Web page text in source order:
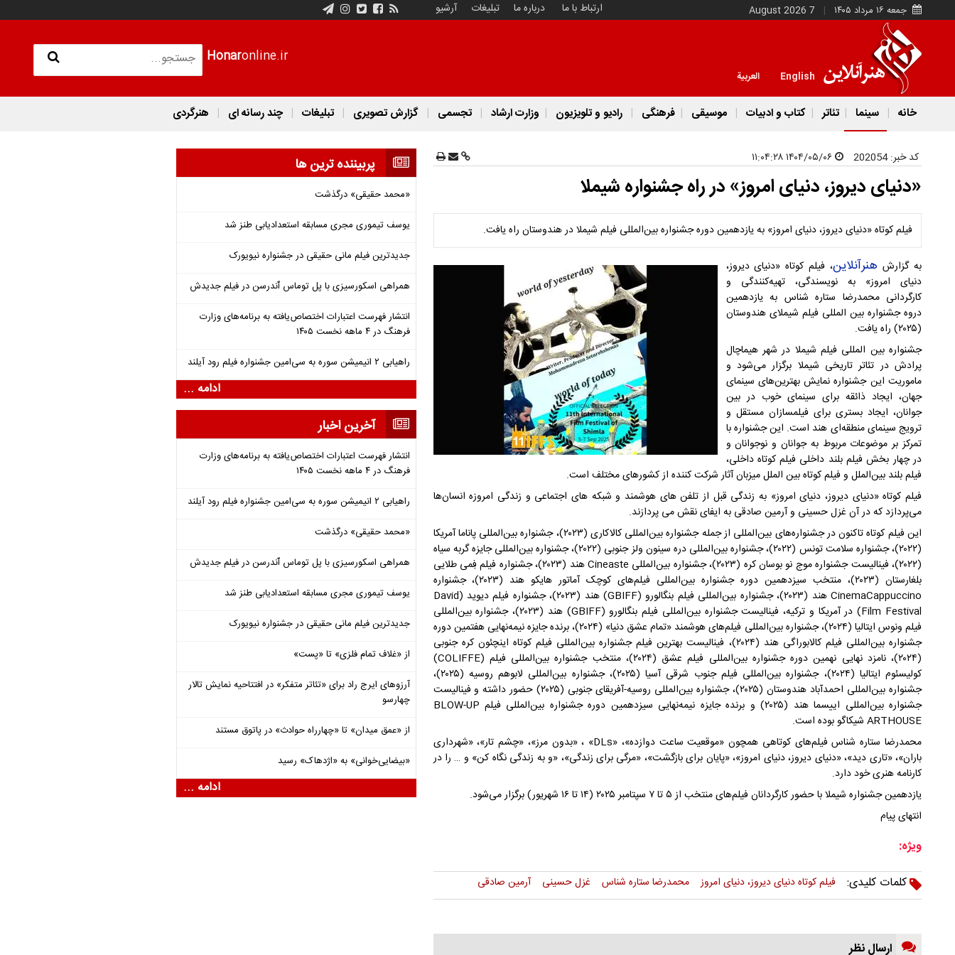
جمعه ۱۶ مرداد ۱۴۰۵ 7 August 2026 ارتباط با ما درباره ما تبلیغات آرشیو
Honaronline.ir
English العربية
خانه سینما تئاتر کتاب و ادبیات موسیقی فرهنگی رادیو و تلویزیون وزارت ارشاد تجسمی گزارش تصویری تبلیغات چند رسانه ای هنرگردی
کد خبر:202054
«دنیای دیروز، دنیای امروز» در راه جشنواره شیملا
فیلم کوتاه «دنیای دیروز، دنیای امروز» به یازدهمین دوره جشنواره بین‌المللی فیلم شیملا در هندوستان راه یافت.
به گزارش هنرآنلاین، فیلم کوتاه «دنیای دیروز،
دنیای امروز» به نویسندگی، تهیه‌کنندگی و
کارگردانی محمدرضا ستاره شناس به یازدهمین
دروه جشنواره بین المللی فیلم شیملای هندوستان
(۲۰۲۵) راه یافت.
جشنواره بین المللی فیلم شیملا در شهر هیماچال
پرادش در تئاتر تاریخی شیملا برگزار می‌شود و
ماموریت این جشنواره نمایش بهترین‌های سینمای
جهان، ایجاد ذائقه برای سینمای خوب در بین
جوانان، ایجاد بستری برای فیلمسازان مستقل و
ترویج سینمای منطقه‌ای هند است. این جشنواره با
تمرکز بر موضوعات مربوط به جوانان و نوجوانان و
در چهار بخش فیلم بلند داخلی فیلم کوتاه داخلی،
فیلم بلند بین‌الملل و فیلم کوتاه بین الملل میزبان آثار شرکت کننده از کشورهای مختلف است.
فیلم کوتاه «دنیای دیروز، دنیای امروز» به زندگی قبل از تلفن های هوشمند و شبکه های اجتماعی و زندگی امروزه انسان‌ها
می‌پردازد که در آن غزل حسینی و آرمین صادقی به ایفای نقش می پردازند.
این فیلم کوتاه تاکنون در جشنواره‌های بین‌المللی از جمله جشنواره بین‌المللی کالاکاری (۲۰۲۳)، جشنواره بین‌المللی پاناما آمریکا
(۲۰۲۲)، جشنواره سلامت تونس (۲۰۲۲)، جشنواره بین‌المللی دره سینون ولز جنوبی (۲۰۲۲)، جشنواره بین‌المللی جایزه گربه سیاه
(۲۰۲۲)، فینالیست جشنواره موج نو بوسان کره (۲۰۲۳)، جشنواره بین‌المللی Cineaste هند (۲۰۲۳)، جشنواره فیلم فِمی طلایی
بلغارستان (۲۰۲۳)، منتخب سیزدهمین دوره جشنواره بین‌المللی فیلم‌های کوچک آماتور هایکو هند (۲۰۲۳)، جشنواره
CinemaCappuccino هند (۲۰۲۳)، جشنواره بین‌المللی فیلم بنگالورو (GBIFF) هند (۲۰۲۳)، جشنواره فیلم دیوید (David
Film Festival) در آمریکا و ترکیه، فینالیست جشنواره بین‌المللی فیلم بنگالورو (GBIFF) هند (۲۰۲۳)، جشنواره بین‌المللی
فیلم ونوس ایتالیا (۲۰۲۴)، جشنواره بین‌المللی فیلم‌های هوشمند «تمام عشق دنیا» (۲۰۲۴)، برنده جایزه نیمه‌نهایی هفتمین دوره
جشنواره بین‌المللی فیلم کالابوراگی هند (۲۰۲۴)، فینالیست بهترین فیلم جشنواره بین‌المللی فیلم کوتاه اینچئون کره جنوبی
(۲۰۲۴)، نامزد نهایی نهمین دوره جشنواره بین‌المللی فیلم عشق (۲۰۲۴)، منتخب جشنواره بین‌المللی فیلم (COLIFFE)
کولیسئوم ایتالیا (۲۰۲۴)، جشنواره بین‌المللی فیلم جنوب شرقی آسیا (۲۰۲۵)، جشنواره بین‌المللی لابوهم روسیه (۲۰۲۵)،
جشنواره بین‌المللی احمدآباد هندوستان (۲۰۲۵)، جشنواره بین‌المللی روسیه-آفریقای جنوبی (۲۰۲۵) حضور داشته و فینالیست
جشنواره بین‌المللی اییسما هند (۲۰۲۵) و برنده جایزه نیمه‌نهایی سیزدهمین دوره جشنواره بین‌المللی فیلم BLOW-UP
ARTHOUSE شیکاگو بوده است.
محمدرضا ستاره شناس فیلم‌های کوتاهی همچون «موقعیت ساعت دوازده»، «DLs» ، «بدون مرز»، «چشم تار»، «شهرداری
باران»، «تاری دید»، «دنیای دیروز، دنیای امروز»، «پایان برای بازگشت»، «مرگی برای زندگی»، «و به زندگی نگاه کن» و … را در
کارنامه هنری خود دارد.
یازدهمین جشنواره شیملا با حضور کارگردانان فیلم‌های منتخب از ۵ تا ۷ سپتامبر ۲۰۲۵ (۱۴ تا ۱۶ شهریور) برگزار می‌شود.
انتهای پیام
ویژه:
کلمات کلیدی:
فیلم کوتاه دنیای دیروز، دنیای امروز محمدرضا ستاره شناس غزل حسینی آرمین صادقی
ارسال نظر
پربیننده ترین ها
«محمد حقیقی» درگذشت
یوسف تیموری مجری مسابقه استعدادیابی طنز شد
جدیدترین فیلم مانی حقیقی در جشنواره نیویورک
همراهی اسکورسیزی با پل توماس ٱندرسن در فیلم جدیدش
انتشار فهرست اعتبارات اختصاص‌یافته به برنامه‌های وزارت
فرهنگ در ۴ ماهه نخست ۱۴۰۵
راهیابی ۲ انیمیشن سوره به سی‌امین جشنواره فیلم رود آیلند
ادامه ...
آخرین اخبار
انتشار فهرست اعتبارات اختصاص‌یافته به برنامه‌های وزارت
فرهنگ در ۴ ماهه نخست ۱۴۰۵
راهیابی ۲ انیمیشن سوره به سی‌امین جشنواره فیلم رود آیلند
«محمد حقیقی» درگذشت
همراهی اسکورسیزی با پل توماس ٱندرسن در فیلم جدیدش
یوسف تیموری مجری مسابقه استعدادیابی طنز شد
جدیدترین فیلم مانی حقیقی در جشنواره نیویورک
از «غلاف تمام فلزی» تا «پست»
آرزوهای ایرج راد برای «تئاتر متفکر» در افتتاحیه نمایش تالار
چهارسو
از «عمق میدان» تا «چهارراه حوادث» در پاتوق مستند
«بیضایی‌خوانی» به «اژدهاک» رسید
ادامه ...